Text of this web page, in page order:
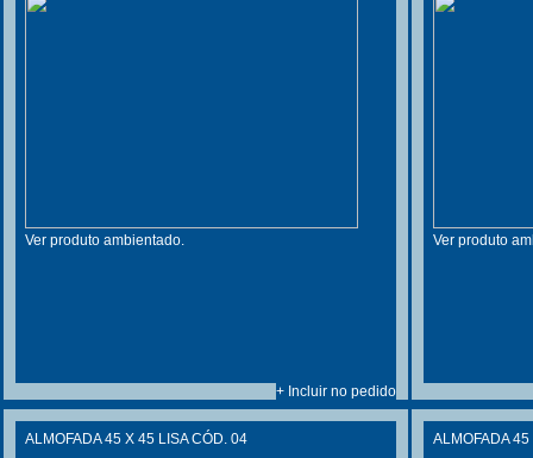
Ver produto ambientado.
+ Incluir no pedido
Ver produto
ALMOFADA 45 X 45 LISA CÓD. 04 ALMOFADA